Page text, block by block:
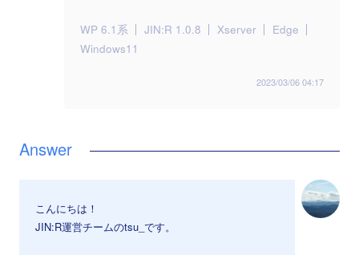
WP 6.1系 JIN:R 1.0.8 Xserver
Edge
Windows11
2023/03/06 04:17
こんにちは！
JIN:R運営チームのtsu_です。